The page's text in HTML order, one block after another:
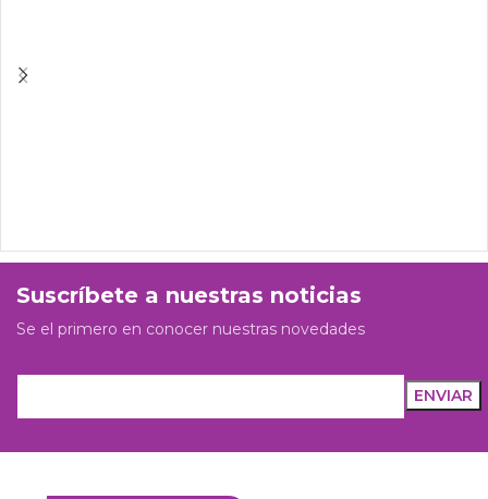
Suscríbete a nuestras noticias
Se el primero en conocer nuestras novedades